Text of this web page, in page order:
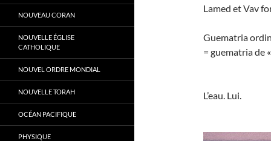
Lamed et Vav
Guematria
= guematria de
L’eau. Lui.
NOUVEAU CORAN
NOUVELLE ÉGLISE
CATHOLIQUE
NOUVEL ORDRE MONDIAL
NOUVELLE TORAH
OCÉAN PACIFIQUE
PHYSIQUE